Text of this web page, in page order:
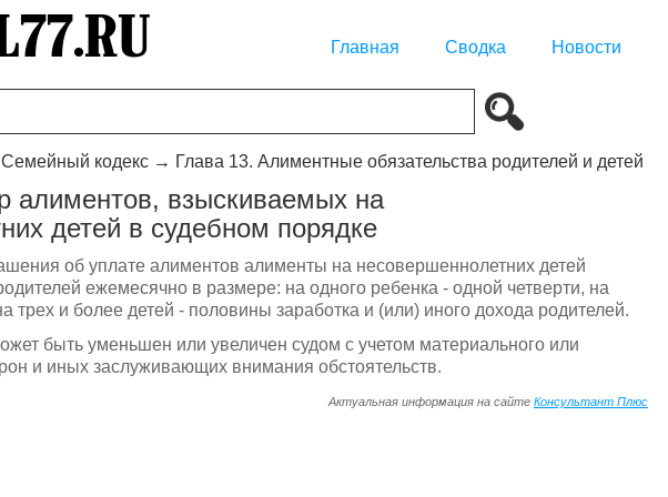
Главная Сводка Новости
Семейный кодекс → Глава 13. Алиментные обязательства родителей и детей
алиментов, взыскиваемых на
детей в судебном порядке
об уплате алиментов алименты на несовершеннолетних детей
ежемесячно в размере: на одного ребенка - одной четверти, на
трех и более детей - половины заработка и (или) иного дохода родителей.
быть уменьшен или увеличен судом с учетом материального или
и иных заслуживающих внимания обстоятельств.
Актуальная информация на сайте Консультант Плюс